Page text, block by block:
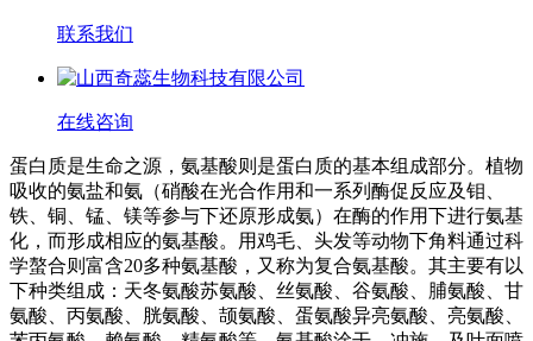
联系我们
在线咨询
蛋白质是生命之源，氨基酸则是蛋白质的基本组成部分。植物
吸收的氨盐和氨（硝酸在光合作用和一系列酶促反应及钼、
铁、铜、锰、镁等参与下还原形成氨）在酶的作用下进行氨基
化，而形成相应的氨基酸。用鸡毛、头发等动物下角料通过科
学螯合则富含20多种氨基酸，又称为复合氨基酸。其主要有以
下种类组成：天冬氨酸苏氨酸、丝氨酸、谷氨酸、脯氨酸、甘
氨酸、丙氨酸、胱氨酸、颉氨酸、蛋氨酸异亮氨酸、亮氨酸、